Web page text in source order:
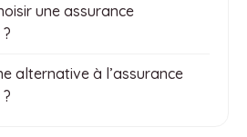
une assurance
alternative à l’assurance